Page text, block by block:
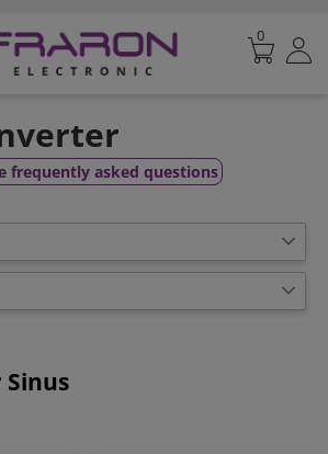
0
frequently asked questions
84
44